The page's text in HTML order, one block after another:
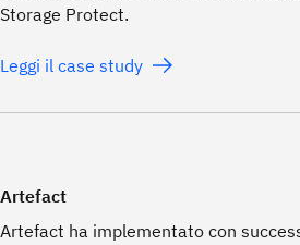
Storage Protect.
Leggi il case study
Artefact
Artefact ha implementato con